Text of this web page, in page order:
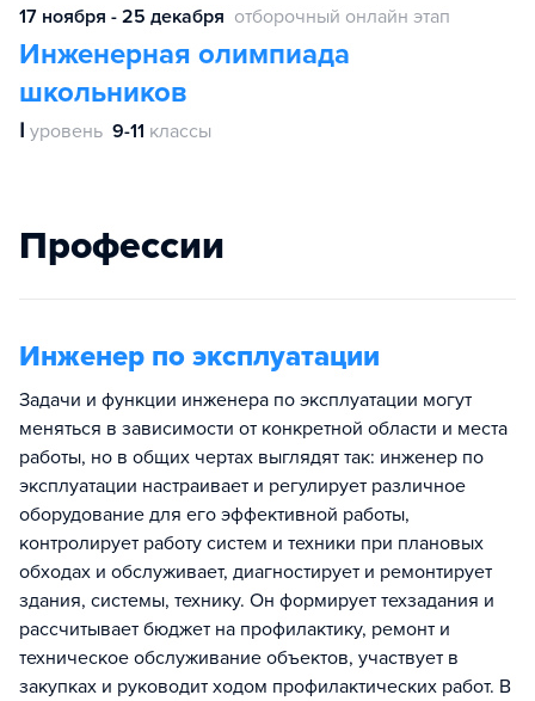
17 ноября - 25 декабря отборочный онлайн этап
Инженерная олимпиада
школьников
Ⅰ уровень 9-11 классы
Профессии
Инженер по эксплуатации
Задачи и функции инженера по эксплуатации могут
меняться в зависимости от конкретной области и места
работы, но в общих чертах выглядят так: инженер по
эксплуатации настраивает и регулирует различное
оборудование для его эффективной работы,
контролирует работу систем и техники при плановых
обходах и обслуживает, диагностирует и ремонтирует
здания, системы, технику. Он формирует техзадания и
рассчитывает бюджет на профилактику, ремонт и
техническое обслуживание объектов, участвует в
закупках и руководит ходом профилактических работ. В